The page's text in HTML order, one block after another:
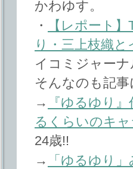
かわゆす。
・
【レポート
り・三上枝織
イコミジャーナ
そんなのも記事
→
『ゆるゆり
るくらいのキ
24歳!!
→
「ゆるゆり